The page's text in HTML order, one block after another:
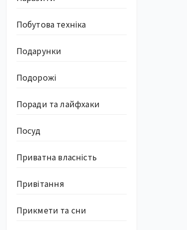
Побутова техніка
Подарунки
Подорожі
Поради та лайфхаки
Посуд
Приватна власність
Привітання
Прикмети та сни